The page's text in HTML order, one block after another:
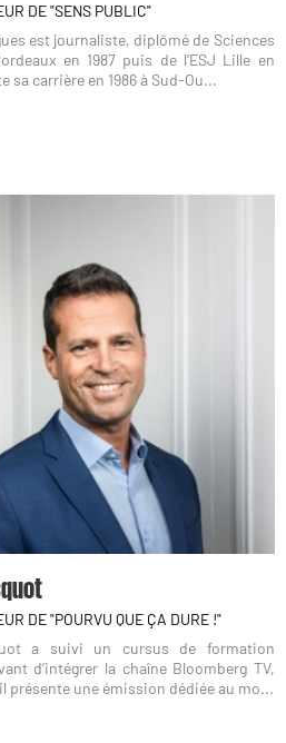
DE "SENS PUBLIC"
est journaliste, diplômé de Sciences
en 1987 puis de l’ESJ Lille en
sa carrière en 1986 à Sud-Ou...
DE "POURVU QUE ÇA DURE !"
a suivi un cursus de formation
d’intégrer la chaîne Bloomberg TV,
présente une émission dédiée au mo...